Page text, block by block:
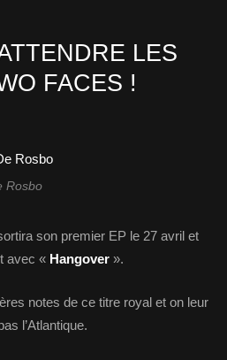
LES
FACES !
Rosbo
son premier EP le 27 avril et
avec « Hangover ».
notes de ce titre royal et on leur
l’Atlantique.